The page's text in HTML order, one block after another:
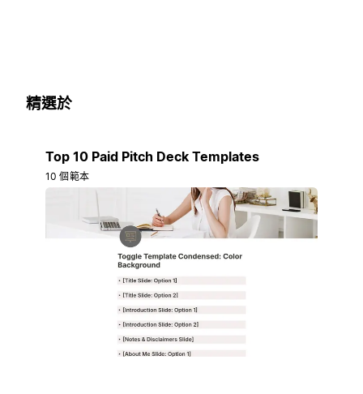
精選於
Top 10 Paid Pitch Deck Templates
10 個範本